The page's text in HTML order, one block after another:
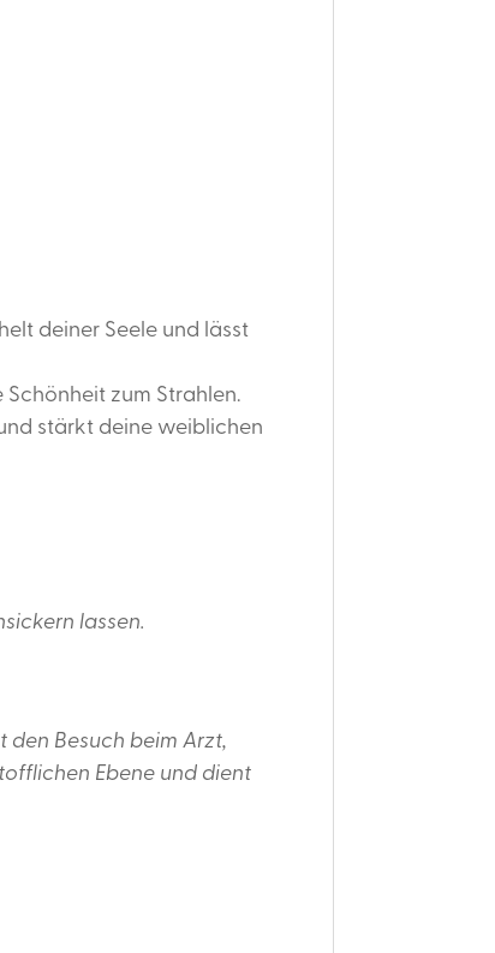
deiner Seele und lässt
zum Strahlen.
stärkt deine weiblichen
lassen.
den Besuch beim Arzt,
Ebene und dient